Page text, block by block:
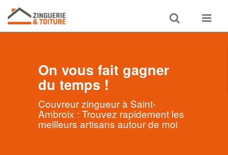
Toggle
search
Toggle
On vous fait gagner
du temps !
Couvreur zingueur à Saint-
Ambroix : Trouvez rapidement les
meilleurs artisans autour de moi